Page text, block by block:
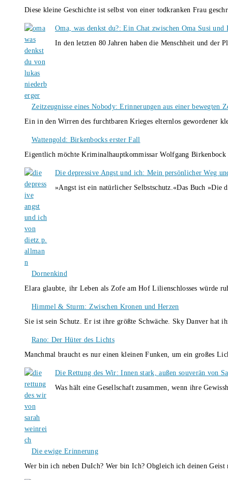
Diese kleine Geschichte ist selbst von einer todkranken Frau
Oma, was denkst du?: Ein Chat zwischen Oma Susi
In den letzten 80 Jahren haben die Menschheit und
Zeitzeugnisse eines Nobody: Erinnerungen aus einer bewegten
Ein in den Wirren des furchtbaren Krieges elternlos gewordener
Wattengold: Birkenbocks erster Fall
Eigentlich möchte Kriminalhauptkommissar Wolfgang
Die depressive Angst und ich: Mein persönlicher Weg
»Angst ist ein natürlicher Selbstschutz.«Das Buch
Dornenkind
Elara glaubte, ihr Leben als Zofe am Hof Lilienschlosses würde
Himmel & Sturm: Zwischen Kronen und Herzen
Sie ist sein Schutz. Er ist ihre größte Schwäche. Sky Danver
Rano: Der Hüter des Lichts
Manchmal braucht es nur einen kleinen Funken, um ein großes
Die Rettung des Wir: Innen stark, außen souverän von
Was hält eine Gesellschaft zusammen, wenn ihre
Die ewige Erinnerung
Wer bin ich neben DuIch? Wer bin Ich? Obgleich ich deinen